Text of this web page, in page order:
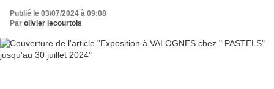
Publié le 03/07/2024 à 09:08
Par olivier lecourtois